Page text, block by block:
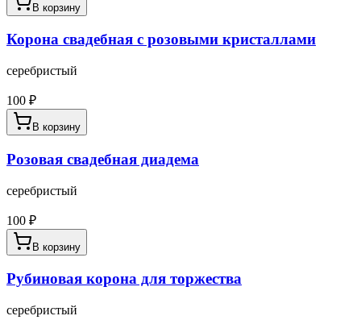
В корзину
Корона свадебная с розовыми кристаллами
серебристый
100 ₽
В корзину
Розовая свадебная диадема
серебристый
100 ₽
В корзину
Рубиновая корона для торжества
серебристый